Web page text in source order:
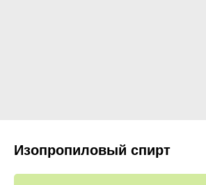
Изопропиловый спирт